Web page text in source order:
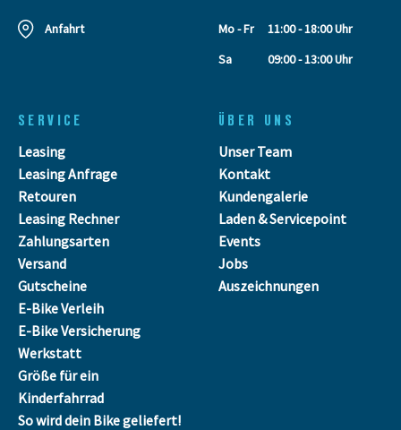
Anfahrt Mo - Fr
11:00 - 18:00 Uhr
Sa
09:00 - 13:00 Uhr
SERVICE
Leasing
Leasing Anfrage
Retouren
Leasing Rechner
Zahlungsarten
Versand
Gutscheine
E-Bike Verleih
E-Bike Versicherung
Werkstatt
Größe für ein
Kinderfahrrad
So wird dein Bike geliefert!
ÜBER UNS
Unser Team
Kontakt
Kundengalerie
Laden & Servicepoint
Events
Jobs
Auszeichnungen